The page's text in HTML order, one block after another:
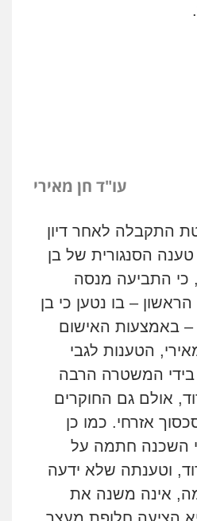
עו"ד חן מאירי
התקבלה לאחר דיון
הסנגורית של בן
, כי התביעה מנסה
– בו נטען כי בן
– באמצעות האישום
הטענות לגבי
בידי המשטרה הרבה
אולם גם החוקרים
אזרחי. כמו כן
השכנה חתמה על
וטענתה שלא ידעה
אינה משנה את
– צלם
שירותים מקצועיים לעורכי
מוניטין
מגוגל ודחיקת אזכורים
שירותים מקצועיים לעורכי דין
גיבוי תמיכה שירותים
חדשה
מין שירותים מקצועיים